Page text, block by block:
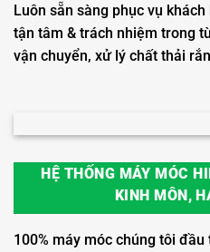
Luôn sẵn sàng phục vụ
tận tâm & trách nhiệm trong
vận chuyển, xử lý chất thải
HỆ THỐNG MÁY MÓC
KINH MÔN,
100% máy móc chúng tôi